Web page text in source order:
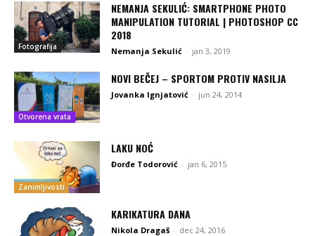
Fotografija
NEMANJA SEKULIĆ: SMARTPHONE PHOTO
MANIPULATION TUTORIAL | PHOTOSHOP CC
2018
Nemanja Sekulić - jan 3, 2019
Otvorena vrata
NOVI BEČEJ – SPORTOM PROTIV NASILJA
Jovanka Ignjatović - jun 24, 2014
Zanimljivosti
LAKU NOĆ
Đorđe Todorović - jan 6, 2015
KARIKATURA DANA
Nikola Dragaš - dec 24, 2016